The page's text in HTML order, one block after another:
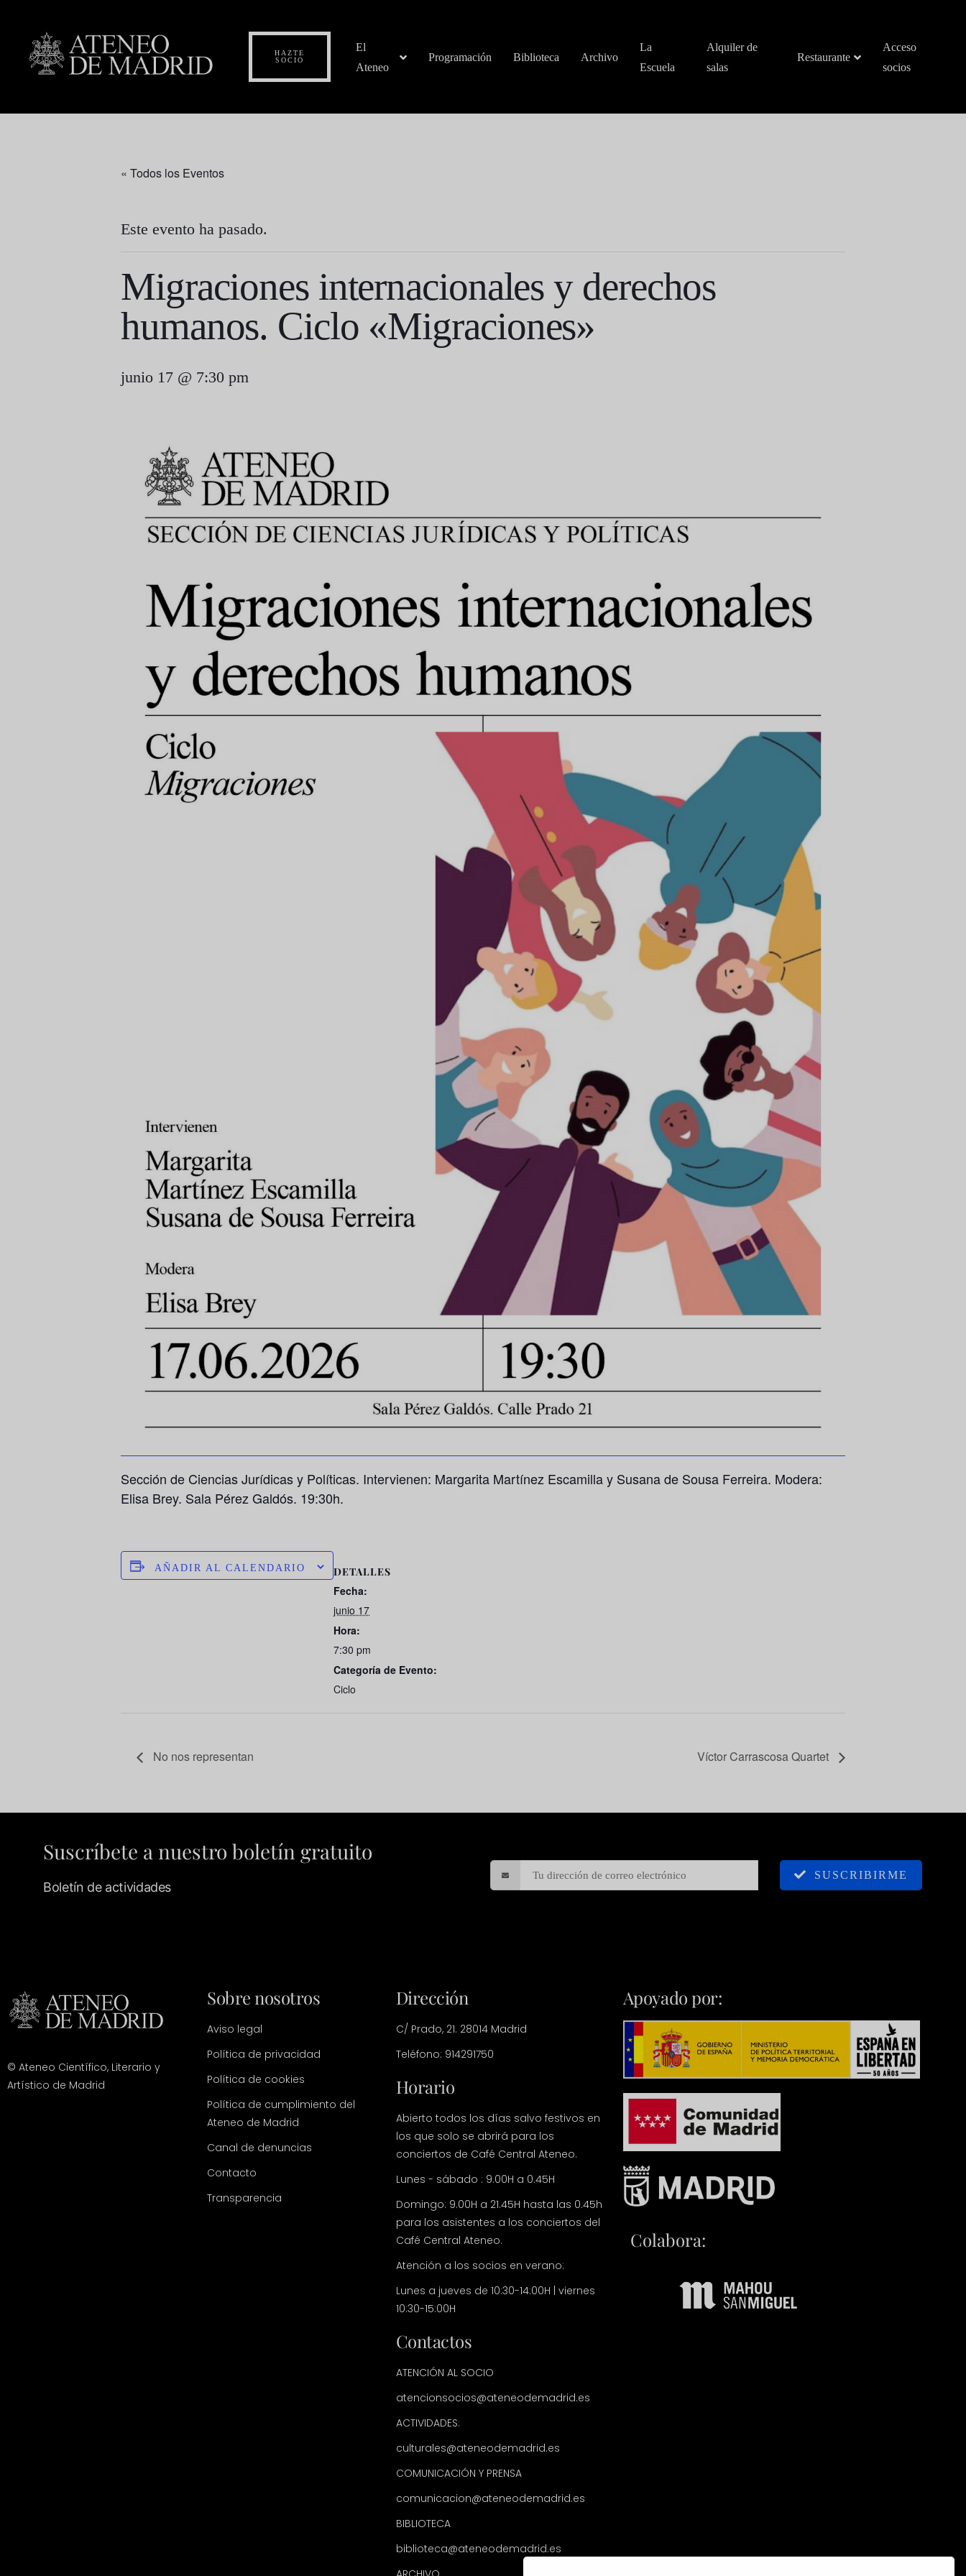
HAZTE
SOCIO
El
Ateneo
Programación Biblioteca Archivo
La
Escuela
Alquiler de
salas
Restaurante
Acceso
socios
« Todos los Eventos
Este evento ha pasado.
Migraciones internacionales y derechos
humanos. Ciclo «Migraciones»
junio 17 @ 7:30 pm
Sección de Ciencias Jurídicas y Políticas. Intervienen: Margarita Martínez Escamilla y Susana de Sousa Ferreira. Modera:
Elisa Brey. Sala Pérez Galdós. 19:30h.
AÑADIR AL CALENDARIO DETALLES
Fecha:
junio 17
Hora:
7:30 pm
Categoría de Evento:
Ciclo
No nos representan Víctor Carrascosa Quartet
Suscríbete a nuestro boletín gratuito
Boletín de actividades
SUSCRIBIRME
© Ateneo Científico, Literario y
Artístico de Madrid
Sobre nosotros
Aviso legal
Política de privacidad
Política de cookies
Política de cumplimiento del
Ateneo de Madrid
Canal de denuncias
Contacto
Transparencia
Dirección
C/ Prado, 21. 28014 Madrid
Teléfono: 914291750
Horario
Abierto todos los días salvo festivos en
los que solo se abrirá para los
conciertos de Café Central Ateneo.
Lunes - sábado : 9.00H a 0.45H
Domingo: 9.00H a 21.45H hasta las 0.45h
para los asistentes a los conciertos del
Café Central Ateneo.
Atención a los socios en verano:
Lunes a jueves de 10:30-14:00H | viernes
10:30-15:00H
Contactos
ATENCIÓN AL SOCIO
atencionsocios@ateneodemadrid.es
ACTIVIDADES:
culturales@ateneodemadrid.es
COMUNICACIÓN Y PRENSA
comunicacion@ateneodemadrid.es
BIBLIOTECA
biblioteca@ateneodemadrid.es
Apoyado por:
Colabora: